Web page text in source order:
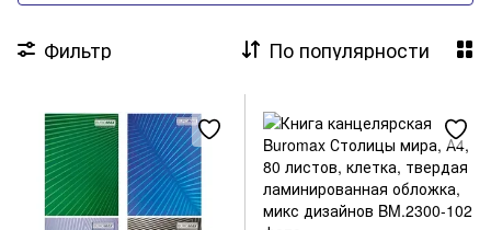
Бумага для факс- и кассовых аппаратов
Бумага копировальная, миллиметровая, калька
Самоклеящиеся этикетки
Фотобумага
Ценники
Фильтр По популярности